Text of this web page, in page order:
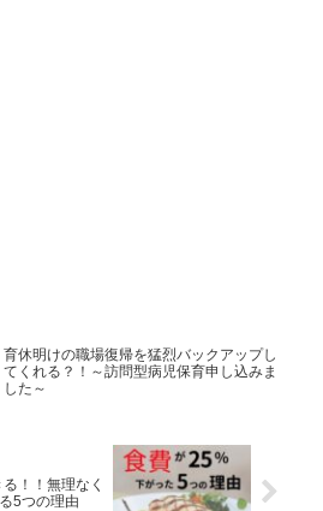
育休明けの職場復帰を猛烈バックアップし
てくれる？！～訪問型病児保育申し込みま
した～
！！無理なく
5つの理由